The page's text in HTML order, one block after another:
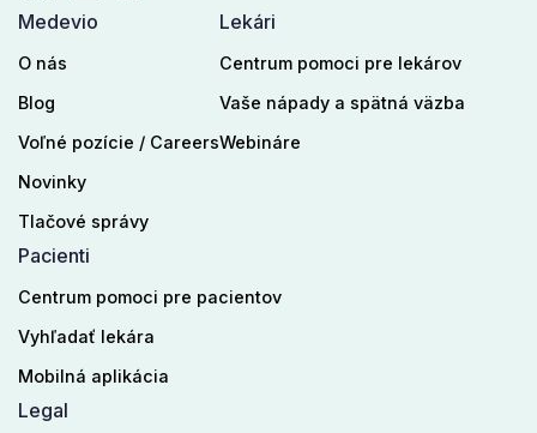
Medevio
O nás
Blog
Voľné pozície / Careers
Novinky
Tlačové správy
Lekári
Centrum pomoci pre lekárov
Vaše nápady a spätná väzba
Webináre
Pacienti
Centrum pomoci pre pacientov
Vyhľadať lekára
Mobilná aplikácia
Legal